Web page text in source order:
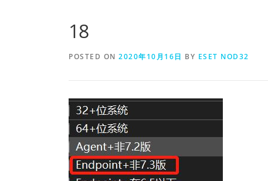
18
POSTED ON 2020年10月16日 BY ESET NOD32